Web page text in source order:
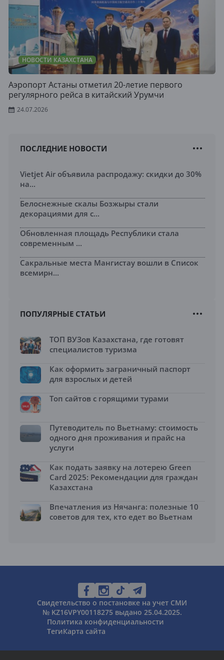
НОВОСТИ КАЗАХСТАНА
Аэропорт Астаны отметил 20-летие первого
регулярного рейса в китайский Урумчи
24.07.2026
ПОСЛЕДНИЕ НОВОСТИ
Vietjet Air объявила распродажу: скидки до 30%
на...
Белоснежные скалы Бозжыры стали
декорациями для с...
Обновленная площадь Республики стала
современным ...
Сакральные места Мангистау вошли в Список
всемирн...
ПОПУЛЯРНЫЕ СТАТЬИ
ТОП ВУЗов Казахстана, где готовят
специалистов туризма
Как оформить заграничный паспорт
для взрослых и детей
Топ сайтов с горящими турами
Путеводитель по Вьетнаму: стоимость
одного дня проживания и прайс на
услуги
Как подать заявку на лотерею Green
Card 2025: Рекомендации для граждан
Казахстана
Впечатления из Нячанга: полезные 10
советов для тех, кто едет во Вьетнам
Свидетельство о постановке на учет СМИ
№ KZ16VPY00118275 выдано 25.04.2025.
Политика конфиденциальности
ТегиКарта сайта